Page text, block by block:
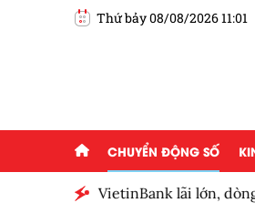
Thứ bảy 08/08/2026 11:01
CHUYỂN ĐỘNG SỐ
VietinBank lãi lớn, dòng